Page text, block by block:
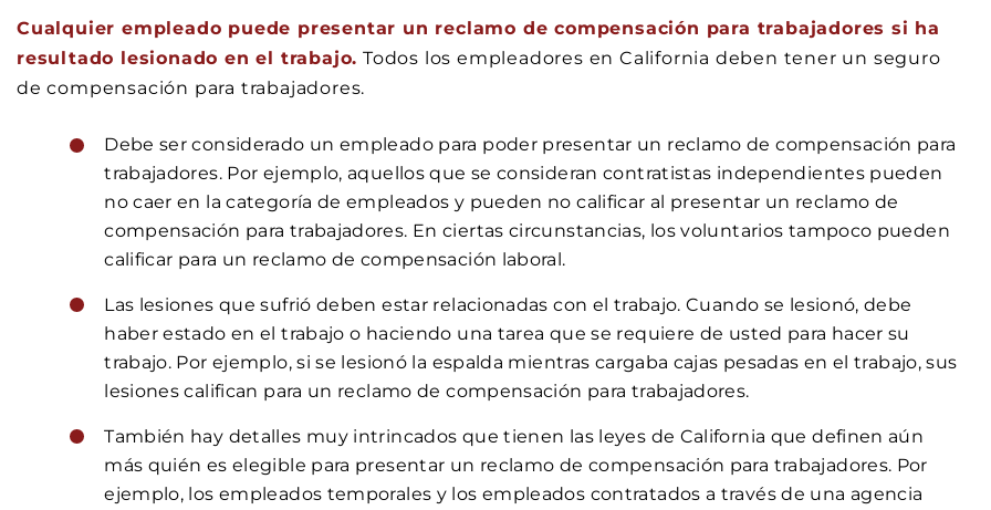
Cualquier empleado puede presentar un reclamo de compensación para trabajadores si ha
resultado lesionado en el trabajo. Todos los empleadores en California deben tener un seguro
de compensación para trabajadores.
Debe ser considerado un empleado para poder presentar un reclamo de compensación para
trabajadores. Por ejemplo, aquellos que se consideran contratistas independientes pueden
no caer en la categoría de empleados y pueden no calificar al presentar un reclamo de
compensación para trabajadores. En ciertas circunstancias, los voluntarios tampoco pueden
calificar para un reclamo de compensación laboral.
Las lesiones que sufrió deben estar relacionadas con el trabajo. Cuando se lesionó, debe
haber estado en el trabajo o haciendo una tarea que se requiere de usted para hacer su
trabajo. Por ejemplo, si se lesionó la espalda mientras cargaba cajas pesadas en el trabajo, sus
lesiones califican para un reclamo de compensación para trabajadores.
También hay detalles muy intrincados que tienen las leyes de California que definen aún
más quién es elegible para presentar un reclamo de compensación para trabajadores. Por
ejemplo, los empleados temporales y los empleados contratados a través de una agencia